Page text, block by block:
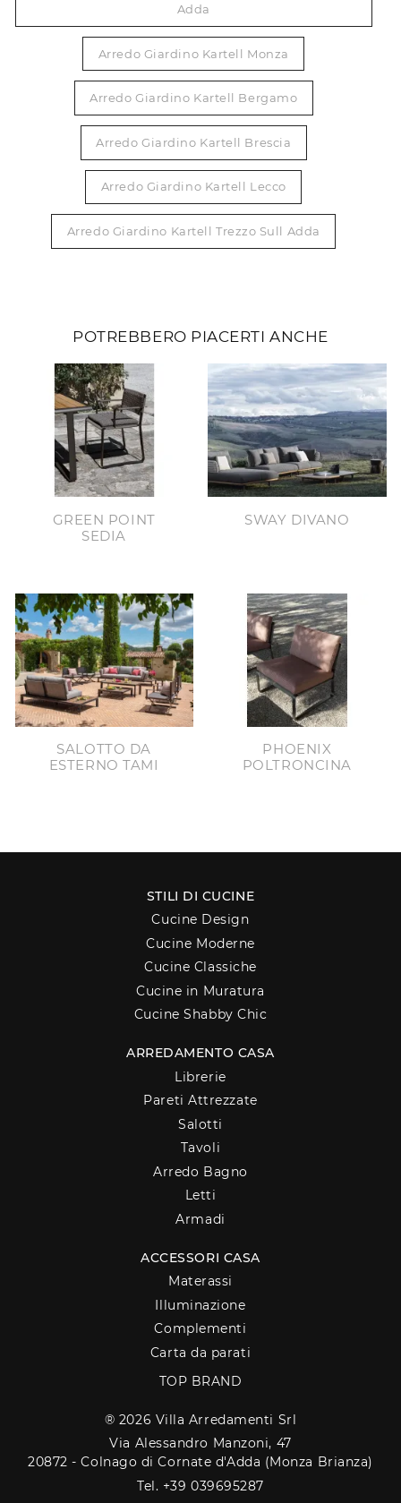
Adda
Arredo Giardino Kartell Monza
Arredo Giardino Kartell Bergamo
Arredo Giardino Kartell Brescia
Arredo Giardino Kartell Lecco
Arredo Giardino Kartell Trezzo Sull Adda
POTREBBERO PIACERTI ANCHE
GREEN POINT
SEDIA
SWAY DIVANO
SALOTTO DA
ESTERNO TAMI
PHOENIX
POLTRONCINA
STILI DI CUCINE
Cucine Design
Cucine Moderne
Cucine Classiche
Cucine in Muratura
Cucine Shabby Chic
ARREDAMENTO CASA
Librerie
Pareti Attrezzate
Salotti
Tavoli
Arredo Bagno
Letti
Armadi
ACCESSORI CASA
Materassi
Illuminazione
Complementi
Carta da parati
TOP BRAND
® 2026 Villa Arredamenti Srl
Via Alessandro Manzoni, 47
20872 - Colnago di Cornate d'Adda (Monza Brianza)
Tel. +39 039695287